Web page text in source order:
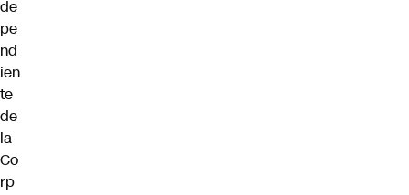
de
pe
nd
ien
te
de
la
Co
rp